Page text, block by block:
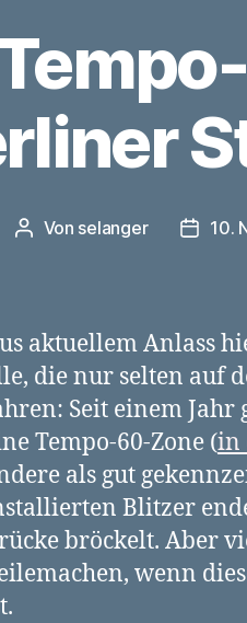
Beitragsautor
Von selanger 10.
aktuellem Anlass
die nur selten auf
Seit einem
Tempo-60-Zone (in
als gut
Blitzer
bröckelt. Aber
wenn